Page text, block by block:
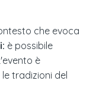
che evoca
è possibile
è
tradizioni del